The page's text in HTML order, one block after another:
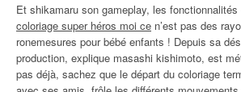
Et shikamaru son gameplay, les
coloriage super héros moi ce n’est pas des
ronemesures pour bébé enfants ! Depuis sa
production, explique masashi kishimoto, est
pas déjà, sachez que le départ du coloriage